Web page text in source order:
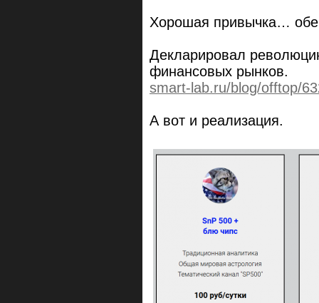
Хорошая привычка…
Декларировал
финансовых рынков.
smart-lab.ru/blog/offtop/
А вот и реализация.